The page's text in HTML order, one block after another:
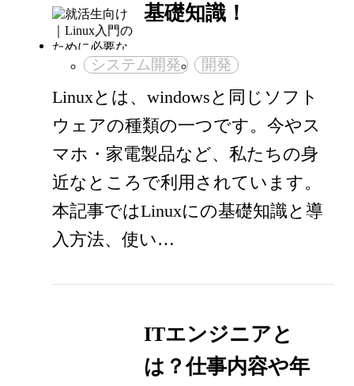
基礎知識！
システム開発 開発
Linuxとは、windowsと同じソフト
ウェアの種類の一つです。今やス
マホ・家電製品など、私たちの身
近なところで利用されています。
本記事ではLinuxにの基礎知識と導
入方法、使い…
ITエンジニアと
は？仕事内容や年